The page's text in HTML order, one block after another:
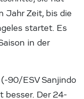
Jahr Zeit, bis die
startet. Es
in der
90/ESV Sanjindo
besser. Der 24-